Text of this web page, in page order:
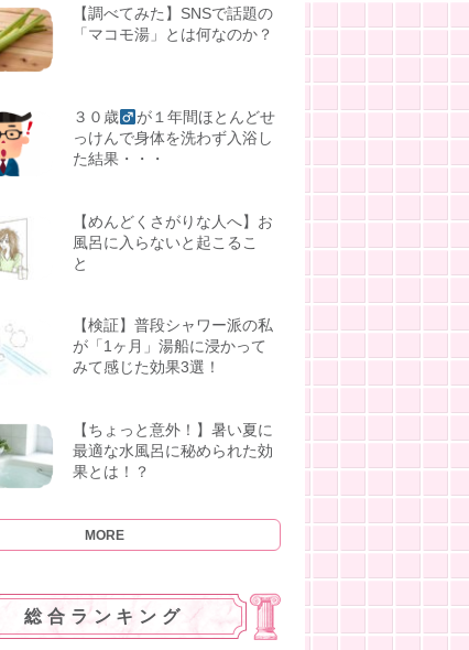
【調べてみた】SNSで話題の
「マコモ湯」とは何なのか？
３０歳
が１年間ほとんどせ
っけんで身体を洗わず入浴し
た結果・・・
【めんどくさがりな人へ】お
風呂に入らないと起こるこ
と
【検証】普段シャワー派の私
が「1ヶ月」湯船に浸かって
みて感じた効果3選！
【ちょっと意外！】暑い夏に
最適な水風呂に秘められた効
果とは！？
MORE
総合ランキング